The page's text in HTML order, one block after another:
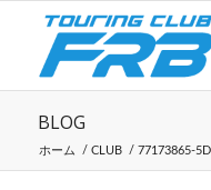
BLOG
ホーム / CLUB / 77173865-